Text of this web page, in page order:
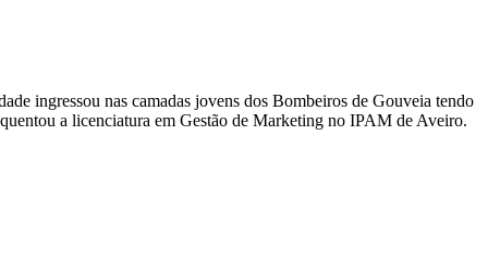
ingressou nas camadas jovens dos Bombeiros de Gouveia tendo
a licenciatura em Gestão de Marketing no IPAM de Aveiro.